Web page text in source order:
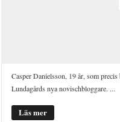
Casper Danielsson, 19 år, som
Lundagårds nya novischbloggare. ...
Läs mer